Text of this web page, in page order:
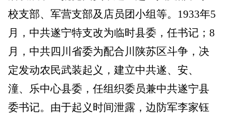
校支部、军营支部及店员团小组等。1933年5
月，中共遂宁特支改为临时县委，任书记；8
月，中共四川省委为配合川陕苏区斗争，决
定发动农民武装起义，建立中共遂、安、
潼、乐中心县委，任组织委员兼中共遂宁县
委书记。由于起义时间泄露，边防军李家钰